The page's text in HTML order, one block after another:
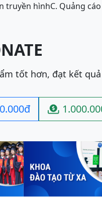
truyền hìnhC. Quảng
tốt hơn, đạt kết
